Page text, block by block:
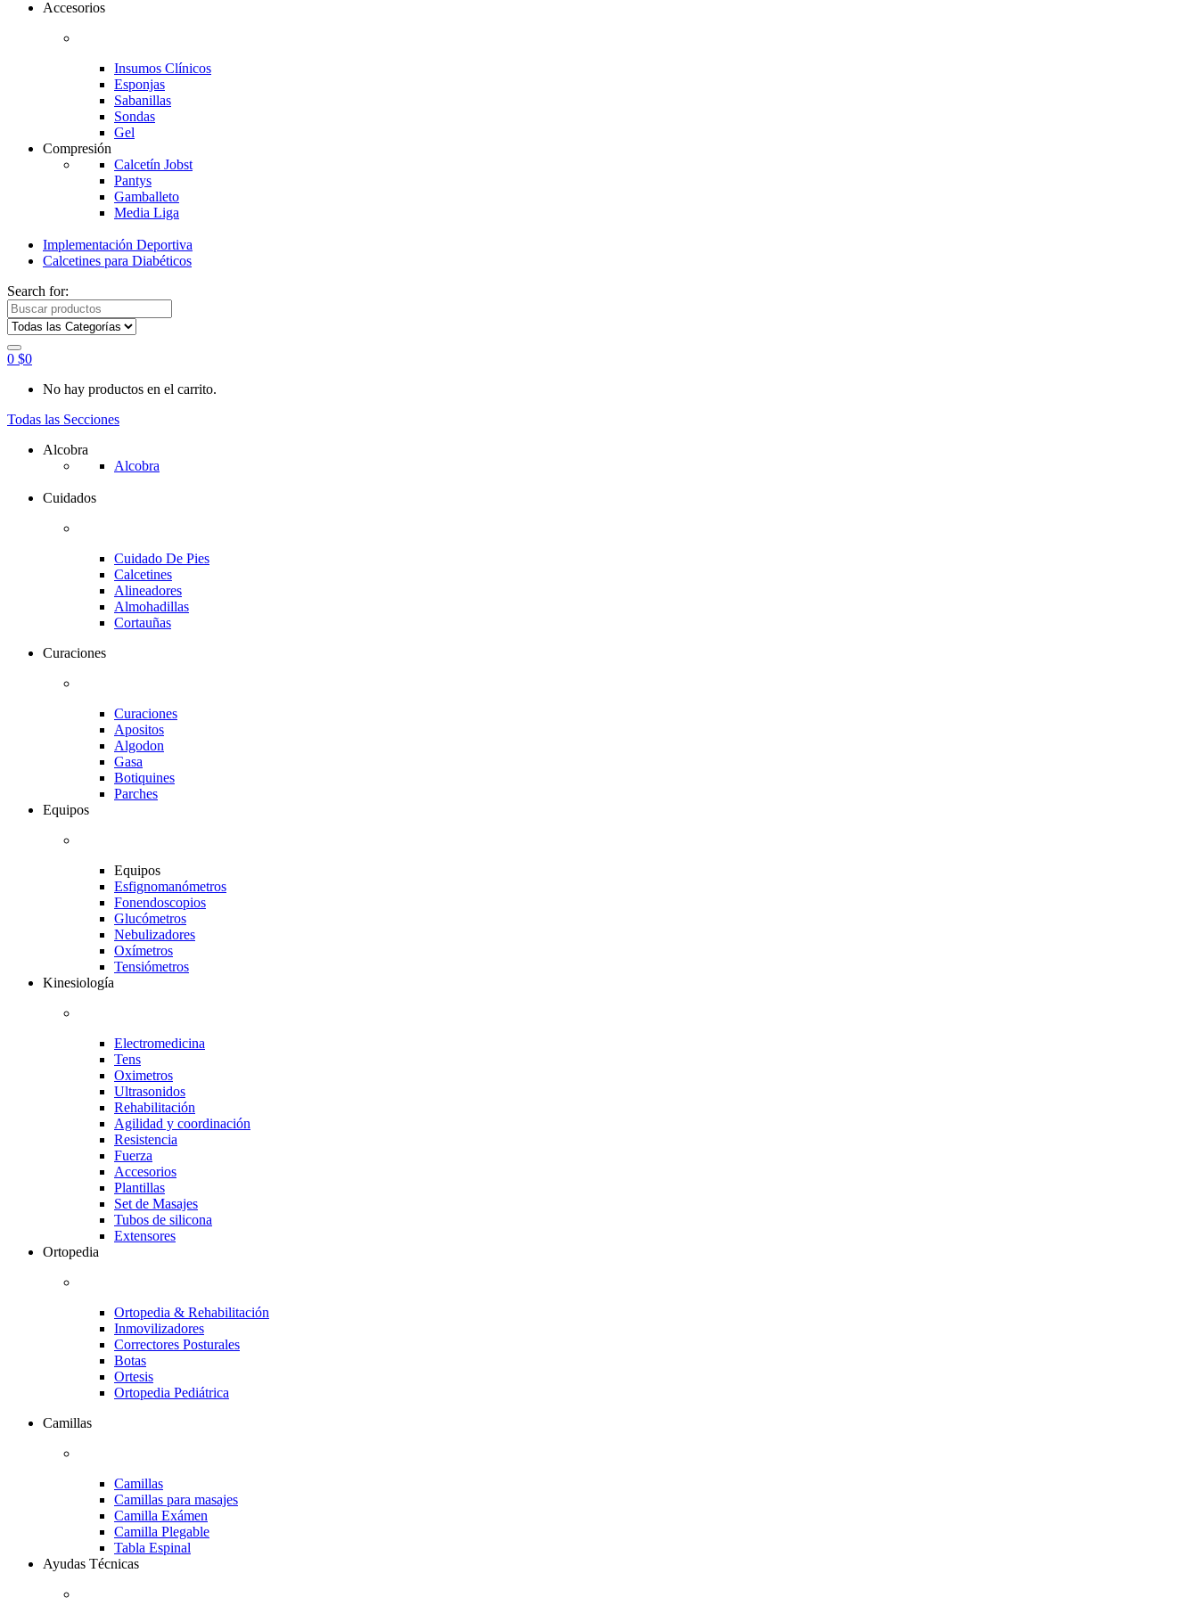
Accesorios
Insumos Clínicos
Esponjas
Sabanillas
Sondas
Gel
Compresión
Calcetín Jobst
Pantys
Gamballeto
Media Liga
Implementación Deportiva
Calcetines para Diabéticos
Search for:
0 $0
No hay productos en el carrito.
Todas las Secciones
Alcobra
Alcobra
Cuidados
Cuidado De Pies
Calcetines
Alineadores
Almohadillas
Cortauñas
Curaciones
Curaciones
Apositos
Algodon
Gasa
Botiquines
Parches
Equipos
Equipos
Esfignomanómetros
Fonendoscopios
Glucómetros
Nebulizadores
Oxímetros
Tensiómetros
Kinesiología
Electromedicina
Tens
Oximetros
Ultrasonidos
Rehabilitación
Agilidad y coordinación
Resistencia
Fuerza
Accesorios
Plantillas
Set de Masajes
Tubos de silicona
Extensores
Ortopedia
Ortopedia & Rehabilitación
Inmovilizadores
Correctores Posturales
Botas
Ortesis
Ortopedia Pediátrica
Camillas
Camillas
Camillas para masajes
Camilla Exámen
Camilla Plegable
Tabla Espinal
Ayudas Técnicas